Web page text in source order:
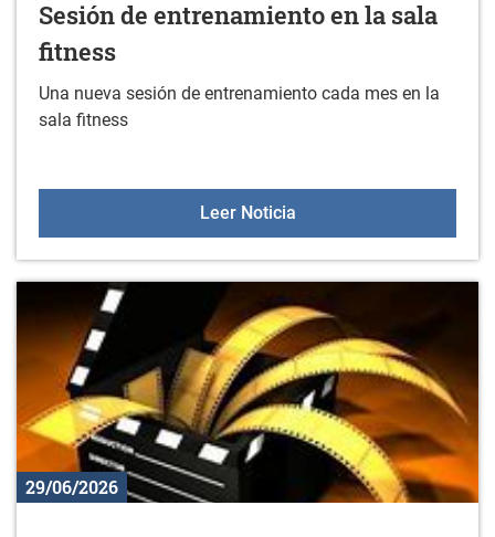
Sesión de entrenamiento en la sala
fitness
Una nueva sesión de entrenamiento cada mes en la
sala fitness
Leer NoticiaSesión de
29/06/2026